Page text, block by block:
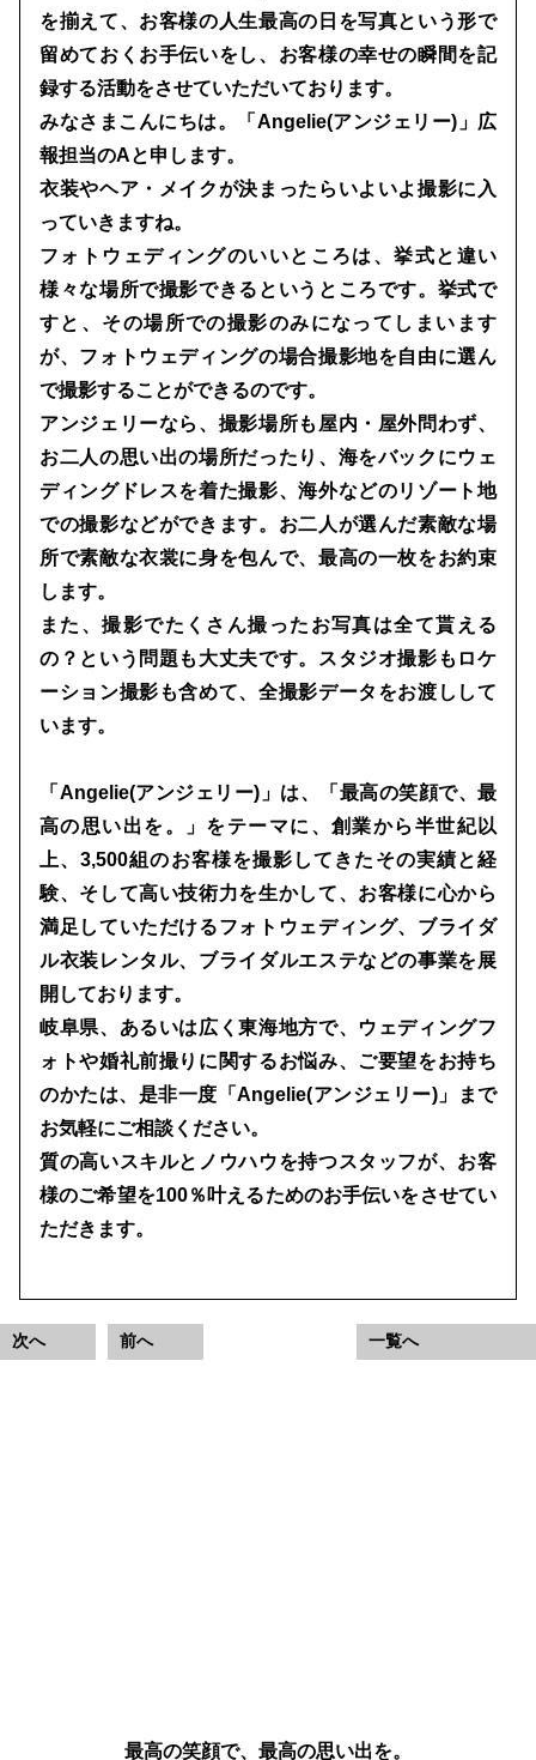
を揃えて、お客様の人生最高の日を写真という形で
留めておくお手伝いをし、お客様の幸せの瞬間を記
録する活動をさせていただいております。
みなさまこんにちは。「Angelie(アンジェリー)」広
報担当のAと申します。
衣装やヘア・メイクが決まったらいよいよ撮影に入
っていきますね。
フォトウェディングのいいところは、挙式と違い
様々な場所で撮影できるというところです。挙式で
すと、その場所での撮影のみになってしまいます
が、フォトウェディングの場合撮影地を自由に選ん
で撮影することができるのです。
アンジェリーなら、撮影場所も屋内・屋外問わず、
お二人の思い出の場所だったり、海をバックにウェ
ディングドレスを着た撮影、海外などのリゾート地
での撮影などができます。お二人が選んだ素敵な場
所で素敵な衣裳に身を包んで、最高の一枚をお約束
します。
また、撮影でたくさん撮ったお写真は全て貰える
の？という問題も大丈夫です。スタジオ撮影もロケ
ーション撮影も含めて、全撮影データをお渡しして
います。
「Angelie(アンジェリー)」は、「最高の笑顔で、最
高の思い出を。」をテーマに、創業から半世紀以
上、3,500組のお客様を撮影してきたその実績と経
験、そして高い技術力を生かして、お客様に心から
満足していただけるフォトウェディング、ブライダ
ル衣装レンタル、ブライダルエステなどの事業を展
開しております。
岐阜県、あるいは広く東海地方で、ウェディングフ
ォトや婚礼前撮りに関するお悩み、ご要望をお持ち
のかたは、是非一度「Angelie(アンジェリー)」まで
お気軽にご相談ください。
質の高いスキルとノウハウを持つスタッフが、お客
様のご希望を100％叶えるためのお手伝いをさせてい
ただきます。
次へ 前へ 一覧へ
最高の笑顔で、最高の思い出を。